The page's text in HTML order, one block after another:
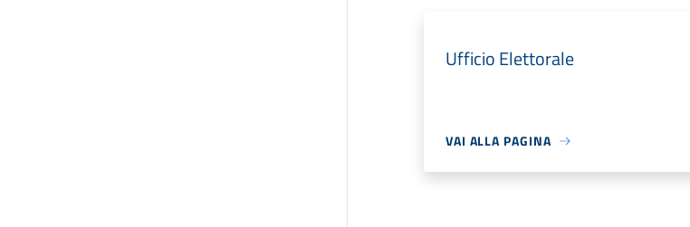
Ufficio Elettorale
VAI ALLA PAGINA